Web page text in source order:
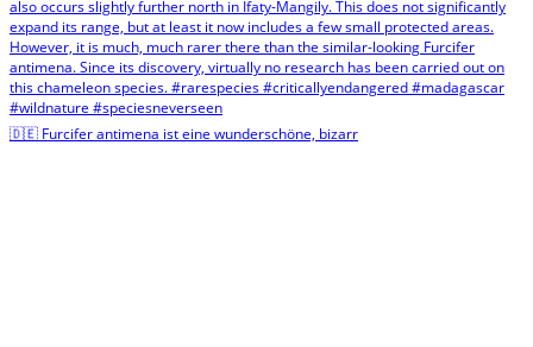
🇩🇪 Furcifer antimena ist eine wunderschöne, bizarr